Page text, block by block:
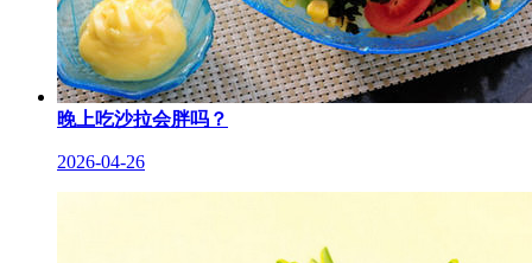
晚上吃沙拉会胖吗？
2026-04-26